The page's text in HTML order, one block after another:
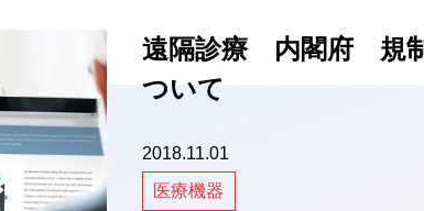
遠隔診療 内閣府 規
ついて
2018.11.01
医療機器